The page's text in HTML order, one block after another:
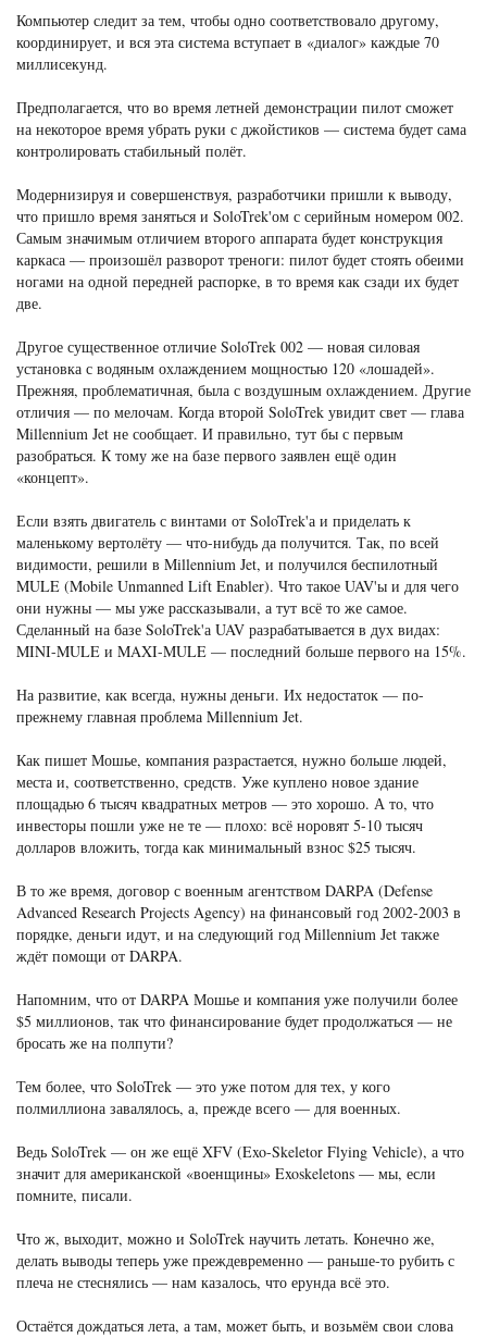
Компьютер следит за тем, чтобы одно соответствовало другому,
координирует, и вся эта система вступает в «диалог» каждые 70
миллисекунд.
Предполагается, что во время летней демонстрации пилот сможет
на некоторое время убрать руки с джойстиков — система будет сама
контролировать стабильный полёт.
Модернизируя и совершенствуя, разработчики пришли к выводу,
что пришло время заняться и SoloTrek'ом с серийным номером 002.
Самым значимым отличием второго аппарата будет конструкция
каркаса — произошёл разворот треноги: пилот будет стоять обеими
ногами на одной передней распорке, в то время как сзади их будет
две.
Другое существенное отличие SoloTrek 002 — новая силовая
установка с водяным охлаждением мощностью 120 «лошадей».
Прежняя, проблематичная, была с воздушным охлаждением. Другие
отличия — по мелочам. Когда второй SoloTrek увидит свет — глава
Millennium Jet не сообщает. И правильно, тут бы с первым
разобраться. К тому же на базе первого заявлен ещё один
«концепт».
Если взять двигатель с винтами от SoloTrek'а и приделать к
маленькому вертолёту — что-нибудь да получится. Так, по всей
видимости, решили в Millennium Jet, и получился беспилотный
MULE (Mobile Unmanned Lift Enabler). Что такое UAV'ы и для чего
они нужны — мы уже рассказывали, а тут всё то же самое.
Сделанный на базе SoloTrek'а UAV разрабатывается в дух видах:
MINI-MULE и MAXI-MULE — последний больше первого на 15%.
На развитие, как всегда, нужны деньги. Их недостаток — по-
прежнему главная проблема Millennium Jet.
Как пишет Мошье, компания разрастается, нужно больше людей,
места и, соответственно, средств. Уже куплено новое здание
площадью 6 тысяч квадратных метров — это хорошо. А то, что
инвесторы пошли уже не те — плохо: всё норовят 5-10 тысяч
долларов вложить, тогда как минимальный взнос $25 тысяч.
В то же время, договор с военным агентством DARPA (Defense
Advanced Research Projects Agency) на финансовый год 2002-2003 в
порядке, деньги идут, и на следующий год Millennium Jet также
ждёт помощи от DARPA.
Напомним, что от DARPA Мошье и компания уже получили более
$5 миллионов, так что финансирование будет продолжаться — не
бросать же на полпути?
Тем более, что SoloTrek — это уже потом для тех, у кого
полмиллиона завалялось, а, прежде всего — для военных.
Ведь SoloTrek — он же ещё XFV (Exo-Skeletor Flying Vehicle), а что
значит для американской «военщины» Exoskeletons — мы, если
помните, писали.
Что ж, выходит, можно и SoloTrek научить летать. Конечно же,
делать выводы теперь уже преждевременно — раньше-то рубить с
плеча не стеснялись — нам казалось, что ерунда всё это.
Остаётся дождаться лета, а там, может быть, и возьмём свои слова